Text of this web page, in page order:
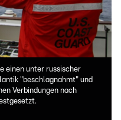
einen unter russischer
"beschlagnahmt" und
Verbindungen nach